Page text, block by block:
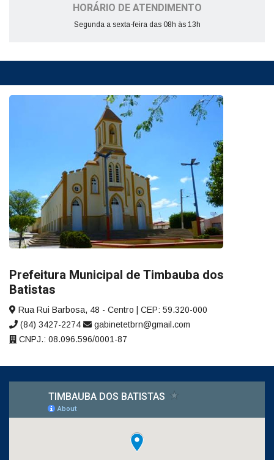
HORÁRIO DE ATENDIMENTO
Segunda a sexta-feira das 08h às 13h
Prefeitura Municipal de Timbauba dos
Batistas
Rua Rui Barbosa, 48 - Centro | CEP: 59.320-000
(84) 3427-2274
gabinetetbrn@gmail.com
CNPJ.: 08.096.596/0001-87